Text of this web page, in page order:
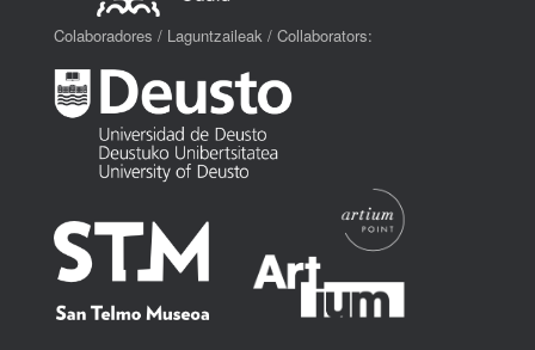
Colaboradores / Laguntzaileak / Collaborators: